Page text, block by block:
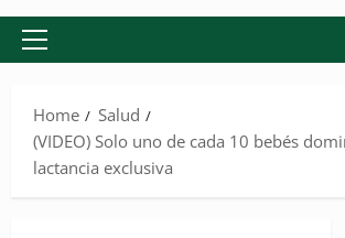
Primary
Home
Salud
(VIDEO) Solo uno de cada 10 bebés
lactancia exclusiva